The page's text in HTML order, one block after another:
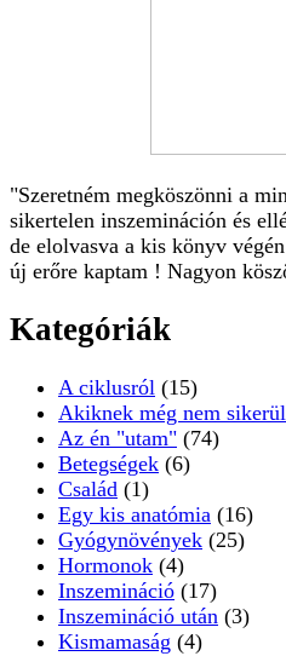
"Szeretném megköszönni a
sikertelen inszemináción és
de elolvasva a kis könyv
új erőre kaptam ! Nagyon
Kategóriák
A ciklusról (15)
Akiknek még nem
Az én "utam" (74)
Betegségek (6)
Család (1)
Egy kis anatómia (16)
Gyógynövények (25)
Hormonok (4)
Inszemináció (17)
Inszemináció után (3)
Kismamaság (4)